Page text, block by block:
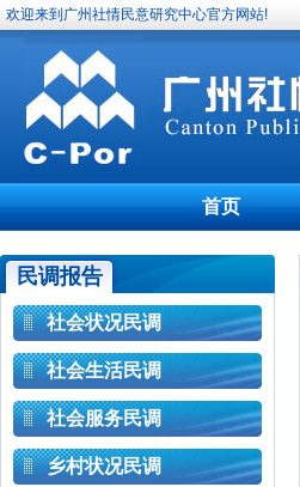
欢迎来到广州社情民意研究中心官方网站!
首页
民调报告
社会状况民调
社会生活民调
社会服务民调
乡村状况民调